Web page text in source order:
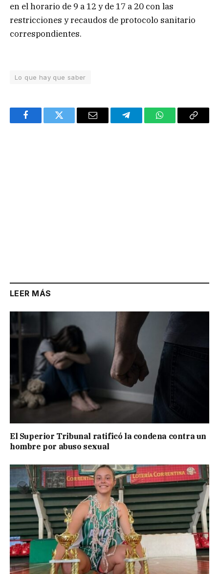
en el horario de 9 a 12 y de 17 a 20 con las
restricciones y recaudos de protocolo sanitario
correspondientes.
Lo que hay que saber
FacebookTwitter Email TelegramWhatsAppCopy
LEER MÁS
El Superior Tribunal ratificó la condena contra un
hombre por abuso sexual